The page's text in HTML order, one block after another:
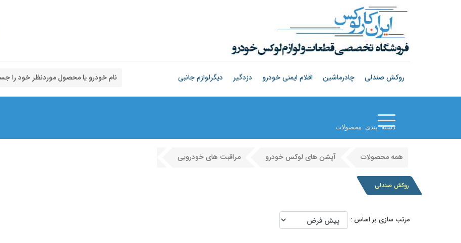
روکش صندلی چادرماشین اقلام ایمنی خودرو دزدگیر دیگرلوازم جانبی
دسته بندی محصولات
همه محصولات آپشن های لوکس خودرو مراقبت های خودرویی
روکش صندلی
مرتب سازی بر اساس :